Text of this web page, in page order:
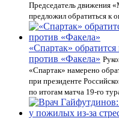
Председатель движения
предложил обратиться к
«Спартак»
против «Факела»
«Спартак» намерено
при президенте
по итогам матча 19-го